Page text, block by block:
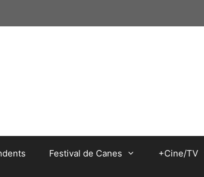
Festival de Canes +Cine/TV